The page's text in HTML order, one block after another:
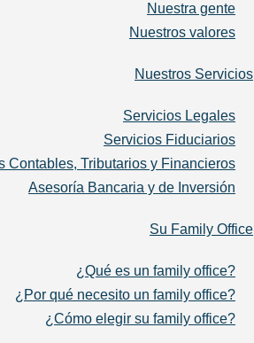
Nuestra gente
Nuestros valores
Nuestros Servicios
Servicios Legales
Servicios Fiduciarios
Contables, Tributarios y Financieros
Asesoría Bancaria y de Inversión
Su Family Office
¿Qué es un family office?
¿Por qué necesito un family office?
¿Cómo elegir su family office?